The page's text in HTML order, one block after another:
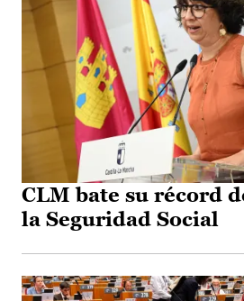
CLM bate su récord
la Seguridad Social